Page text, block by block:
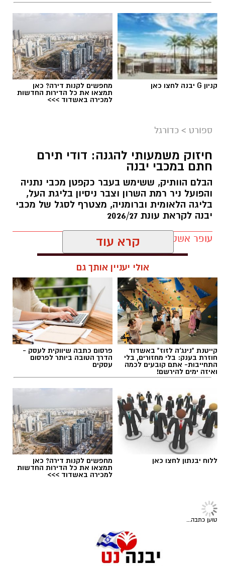
קניון G יבנה לחצו כאן מחפשים לקנות דירה? כאן
תמצאו את כל הדירות החדשות
למכירה באשדוד >>>
ספורט > כדורגל
חיזוק משמעותי להגנה: דודי תירם
חתם במכבי יבנה
הבלם הוותיק, ששימש בעבר כקפטן מכבי נתניה
והפועל ניר רמת השרון וצבר ניסיון בליגת העל,
בליגה הלאומית וברומניה, מצטרף לסגל של מכבי
יבנה לקראת עונת 2026/27
עופר אשטוקר / 13:05 30.07.26
תגים:דודי תירם מצטרף למכבי יבנה
מכבי צבי יבנה ממשיכה להתחזק לקראת פתיחת
קרא עוד
אולי יעניין אותך גם
קייטנת "נינג'ה לזוז" באשדוד
חוזרת בענק: בלי מחזורים, בלי
ואיזה ימים להירשם!
פרסום כתבה שיווקית לעסק -
הדרך הטובה ביותר לפרסום